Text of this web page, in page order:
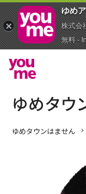
ゆめタウンはません
ゆめ
株式会
無料 -